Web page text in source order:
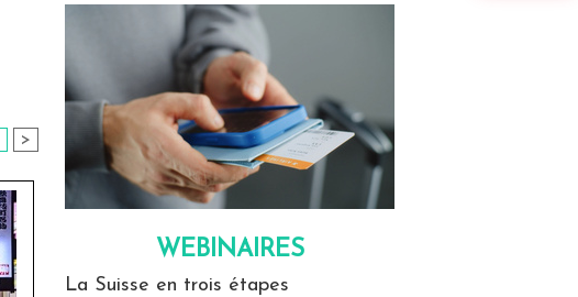
>
WEBINAIRES
La Suisse en trois étapes